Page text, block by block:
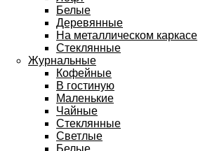
Белые
Деревянные
На металлическом каркасе
Стеклянные
Журнальные
Кофейные
В гостиную
Маленькие
Чайные
Стеклянные
Светлые